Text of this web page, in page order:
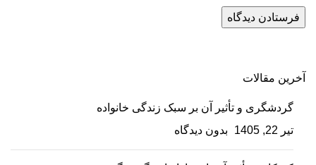
آخرین مقالات
گردشگری و تأثیر آن بر سبک زندگی خانواده
تیر 22, 1405
بدون دیدگاه